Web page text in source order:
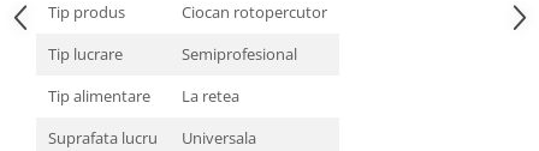
Corturi, Prelate si plase de
umbrire
Lopeti zapada
Tip produs
Ciocan rotopercutor
Tip lucrare
Semiprofesional
Tip alimentare
La retea
Suprafata lucru
Universala